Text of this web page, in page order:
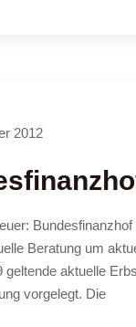
2012
Beratung um
geltende aktuelle
vorgelegt. Die